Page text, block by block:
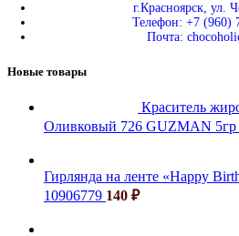
г.Красноярск, ул.
Телефон: +7 (960)
Почта:
Новые товары
Краситель
Оливковый 726 GUZMAN 5гр
Гирлянда на ленте «Happy
10906779 140 ₽